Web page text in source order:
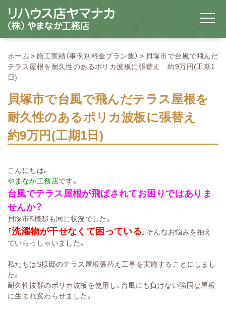
ホーム 施工実績（事例別料金プラン集）
貝塚市で台風で飛んだ
テラス屋根を耐久性のあるポリカ波板に張替え 約9万円(工期1
日)
貝塚市で台風で飛んだテラス屋根を
耐久性のあるポリカ波板に張替え
約9万円(工期1日)
こんにちは。
やまなか工務店です。
台風でテラス屋根が飛ばされてお困りではありま
せんか？
貝塚市S様邸も同じ状況でした。
「洗濯物が干せなくて困っている 」そんなお悩みを抱え
ていらっしゃいました。
私たちはS様邸のテラス屋根張替え工事を実施することにしまし
た。
耐久性抜群のポリカ波板を使用し、台風にも負けない強固な屋根
に生まれ変わらせました。